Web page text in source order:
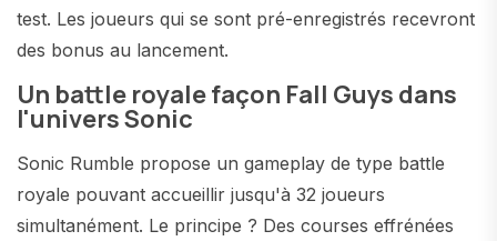
test. Les joueurs qui se sont pré-enregistrés recevront
des bonus au lancement.
Un battle royale façon Fall Guys dans
l'univers Sonic
Sonic Rumble propose un gameplay de type battle
royale pouvant accueillir jusqu'à 32 joueurs
simultanément. Le principe ? Des courses effrénées